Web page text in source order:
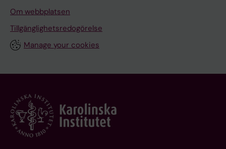
Om webbplatsen
Tillgänglighetsredogörelse
Manage your cookies